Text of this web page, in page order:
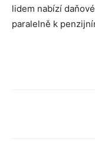
lidem nabízí
paralelně k